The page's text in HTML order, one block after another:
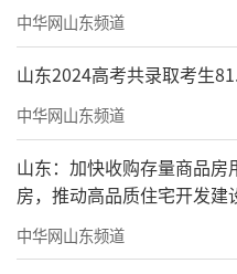
为缓解中小学
难”等问题，解除家
4年底，威海市教育局
文明办、市委社会
委、市妇联、市关工
市文化和旅游局、市
方力量，广泛挖掘新
中华网山东频道
山东2024高考共录取考生
中华网山东频道
山东：加快收购存量商品房
房，推动高品质住宅开发建
中华网山东频道